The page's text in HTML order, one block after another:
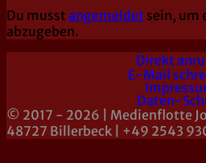
Du musst angemeldet sein, um
abzugeben.
Direkt
E-Mail
Daten-
© 2017 - 2026 | Medienflotte
48727 Billerbeck | +49 2543